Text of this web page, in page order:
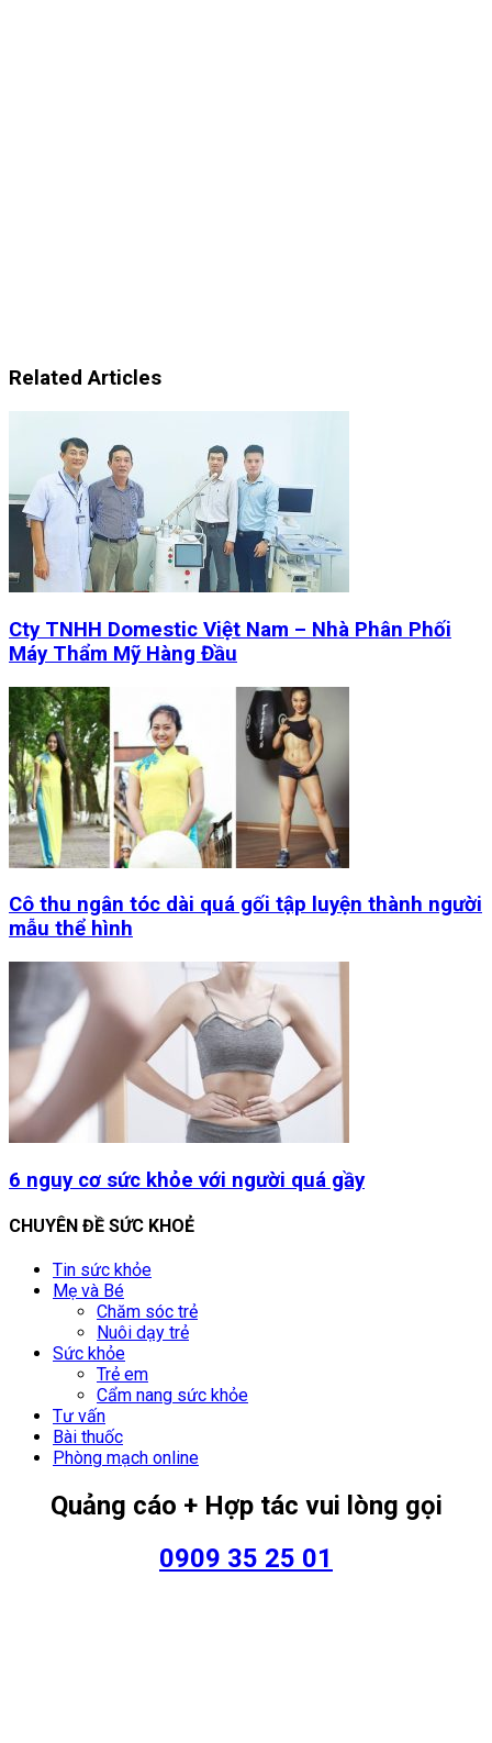
Related Articles
Cty TNHH Domestic Việt Nam – Nhà Phân Phối
Máy Thẩm Mỹ Hàng Đầu
Cô thu ngân tóc dài quá gối tập luyện thành người
mẫu thể hình
6 nguy cơ sức khỏe với người quá gầy
CHUYÊN ĐỀ SỨC KHOẺ
Tin sức khỏe
Mẹ và Bé
Chăm sóc trẻ
Nuôi dạy trẻ
Sức khỏe
Trẻ em
Cẩm nang sức khỏe
Tư vấn
Bài thuốc
Phòng mạch online
Quảng cáo + Hợp tác vui lòng gọi
0909 35 25 01